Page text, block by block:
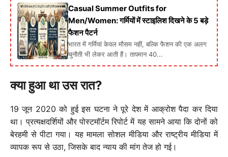
Casual Summer Outfits for
Men/Women: गर्मियों में स्टाइलिश दिखने के 5 बड़े
फैशन पैटर्न
भारत में गर्मियां केवल मौसम नहीं, बल्कि फैशन की एक अलग
चुनौती भी लेकर आती हैं। तापमान 40...
क्या हुआ था उस रात?
19 जून 2020 को हुई इस घटना ने पूरे देश में आक्रोश पैदा कर दिया
था। प्रत्यक्षदर्शियों और पोस्टमॉर्टम रिपोर्ट में यह सामने आया कि दोनों को
बेरहमी से पीटा गया। यह मामला सोशल मीडिया और राष्ट्रीय मीडिया में
व्यापक रूप से उठा, जिसके बाद न्याय की मांग तेज हो गई।